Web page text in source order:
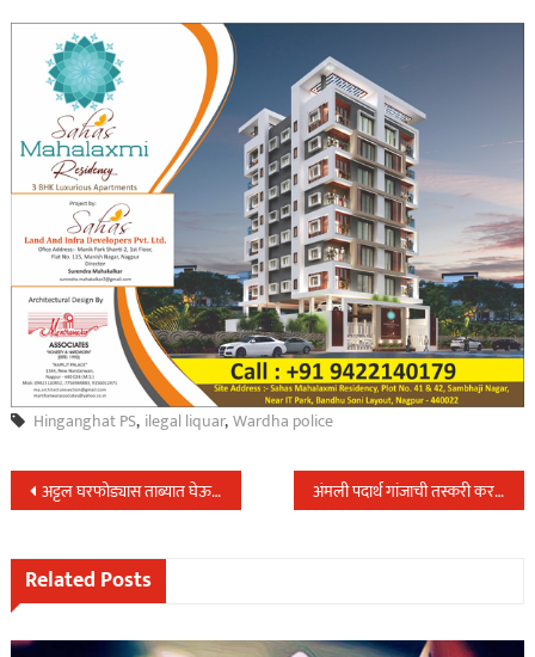
Hinganghat PS, ilegal liquar,Wardha police
Post
navigation
अट्टल घरफोड्यास ताब्यात घेऊन स्थानिक गुन्हे शाखेने उघड केले ८ घरफोडीचे गुन्हे,मुद्देमाल हस्तगत… अंमली पदार्थ गांजाची तस्करी करणारे दोघे मुद्देमालासह स्थानिक गुन्हे शाखेच्या ताब्यात….
Related Posts